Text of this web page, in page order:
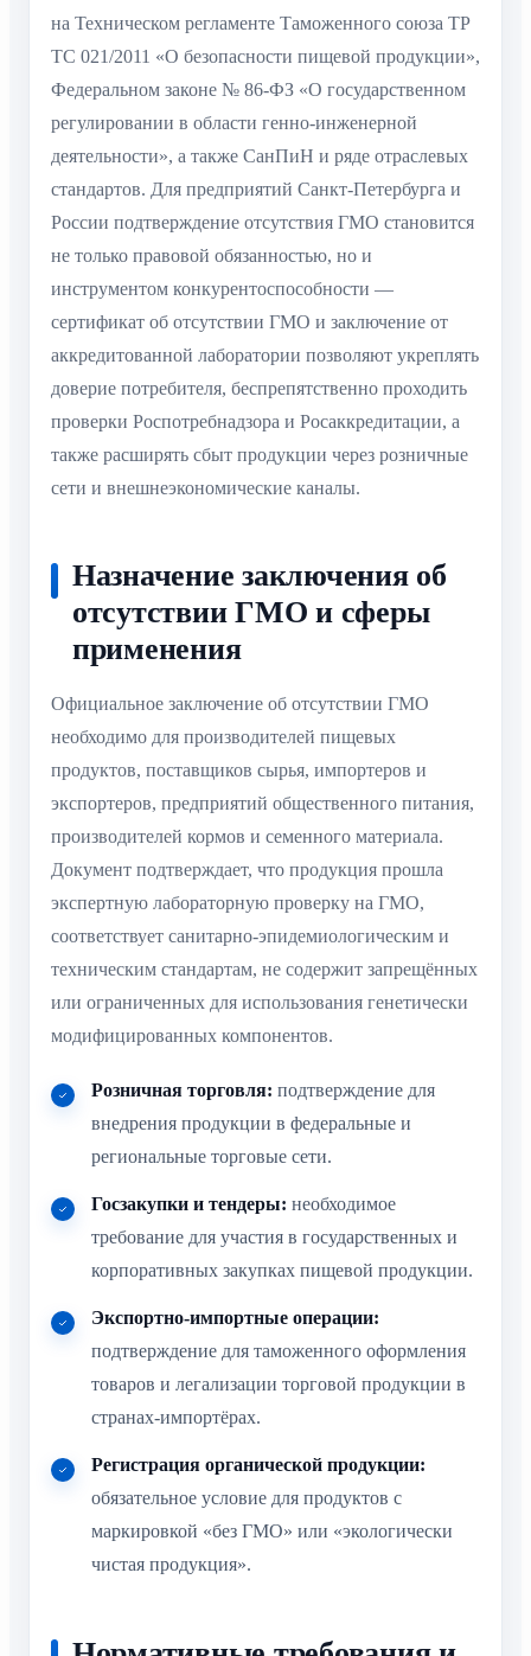
на Техническом регламенте Таможенного союза ТР
ТС 021/2011 «О безопасности пищевой продукции»,
Федеральном законе № 86-ФЗ «О государственном
регулировании в области генно-инженерной
деятельности», а также СанПиН и ряде отраслевых
стандартов. Для предприятий Санкт-Петербурга и
России подтверждение отсутствия ГМО становится
не только правовой обязанностью, но и
инструментом конкурентоспособности —
сертификат об отсутствии ГМО и заключение от
аккредитованной лаборатории позволяют укреплять
доверие потребителя, беспрепятственно проходить
проверки Роспотребнадзора и Росаккредитации, а
также расширять сбыт продукции через розничные
сети и внешнеэкономические каналы.
Назначение заключения об
отсутствии ГМО и сферы
применения
Официальное заключение об отсутствии ГМО
необходимо для производителей пищевых
продуктов, поставщиков сырья, импортеров и
экспортеров, предприятий общественного питания,
производителей кормов и семенного материала.
Документ подтверждает, что продукция прошла
экспертную лабораторную проверку на ГМО,
соответствует санитарно-эпидемиологическим и
техническим стандартам, не содержит запрещённых
или ограниченных для использования генетически
модифицированных компонентов.
Розничная торговля: подтверждение для
внедрения продукции в федеральные и
региональные торговые сети.
Госзакупки и тендеры: необходимое
требование для участия в государственных и
корпоративных закупках пищевой продукции.
Экспортно-импортные операции:
подтверждение для таможенного оформления
товаров и легализации торговой продукции в
странах-импортёрах.
Регистрация органической продукции:
обязательное условие для продуктов с
маркировкой «без ГМО» или «экологически
чистая продукция».